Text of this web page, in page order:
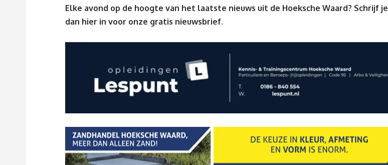
Elke avond op de hoogte van het laatste nieuws uit de Hoeksche Waard? Schrijf je
dan hier in voor onze gratis nieuwsbrief.